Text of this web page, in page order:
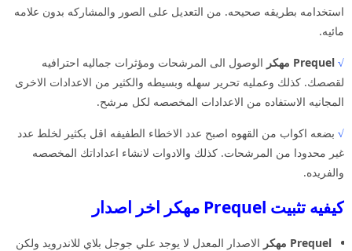
استخدامه بطريقه صحيحه. من التعديل على الصور والمشاركه بدون علامه
مائيه.
√ Prequel مهكر
الوصول الى المرشحات ومؤثرات جماليه احترافيه
لقصصك. كذلك وعمليه تحرير سهله وبسيطه والكثير من الاعدادات الاخرى
المجانيه الاستفاده من الاعدادات المخصصه لكل مرشح.
√ بضعه اكواب من القهوه اصبح عدد الاخطاء الطفيفه اقل بكثير لخلط عدد
غير محدودا من المرشحات. كذلك والادوات لانشاء اعداداتك المخصصه
والفريده.
كيفيه تثبيت Prequel مهكر اخر اصدار
Prequel مهكر
الاصدار المعدل لا يوجد علي جوجل بلاي للاندرويد ولكن